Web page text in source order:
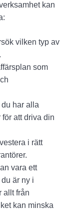
kan
vilken typ av
som
har alla
att driva din
i rätt
vara ett
är ny i
allt från
kan minska